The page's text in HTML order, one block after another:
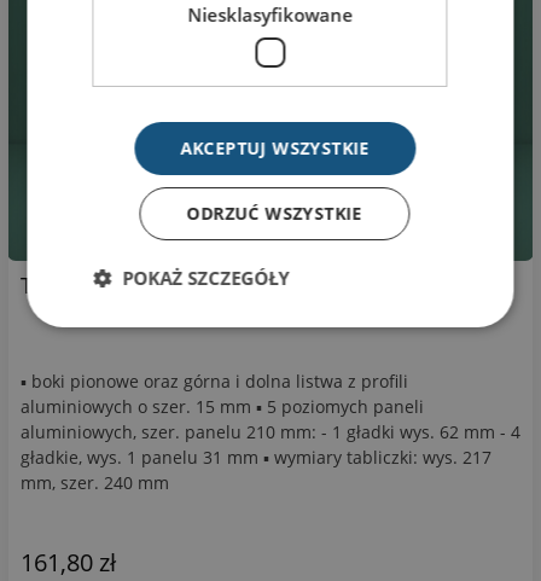
Tabliczka przydrzwiowa Rama R-21-62-4-31
▪ boki pionowe oraz górna i dolna listwa z profili
aluminiowych o szer. 15 mm ▪ 5 poziomych paneli
aluminiowych, szer. panelu 210 mm: - 1 gładki wys. 62 mm - 4
gładkie, wys. 1 panelu 31 mm ▪ wymiary tabliczki: wys. 217
mm, szer. 240 mm
161,80 zł
Niesklasyfikowane
AKCEPTUJ WSZYSTKIE
ODRZUĆ WSZYSTKIE
POKAŻ SZCZEGÓŁY